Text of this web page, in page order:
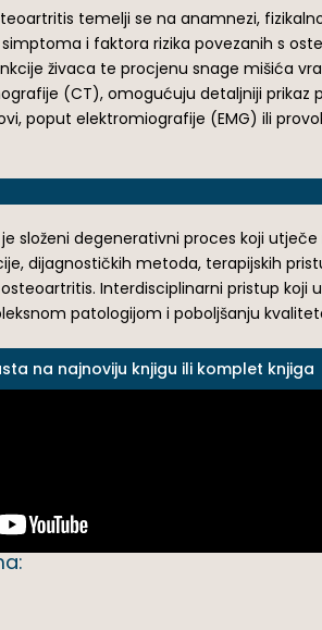
temelji se na anamnezi,
i faktora rizika povezanih s
živaca te procjenu snage mišića
(CT), omogućuju detaljniji
poput elektromiografije (EMG) ili
složeni degenerativni proces koji
dijagnostičkih metoda, terapijskih
Interdisciplinarni pristup
patologijom i poboljšanju
na najnoviju knjigu ili komplet knjiga